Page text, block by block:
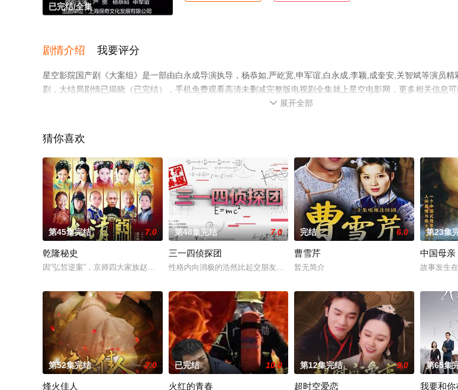
已完结/全集
剧情介绍 我要评分
星空影院国产剧《大案组》是一部由白永成导演执导，杨恭如,严屹宽,申军谊,白永成,李颖,成奎安,关智斌等演员精
剧，大结局剧情已揭晓（已完结），手机免费观看高清未删减完整版电视剧全集就上星空电影网，更多相关信息
 展开全部
猜你喜欢
第45集完结 7.0
乾隆秘史
因“弘皙逆案”，京师四大家族赵、王、李、薛涉及其中。李家首被抄家籍没，赵頫父子谒见弘皙，请援李家。弘皙将李家罪
第48集完结 7.0
三一四侦探团
性格内向消极的浩然比起交朋友，更喜欢独自在家玩电脑。一天，浩然在放学回家
完结 6.0
曹雪芹
暂无简介
第23集
中国母亲
故事发生
第52集完结 7.0
烽火佳人
已完结 10.0
火红的青春
第12集完结 9.0
超时空爱恋
第65集
我要和你